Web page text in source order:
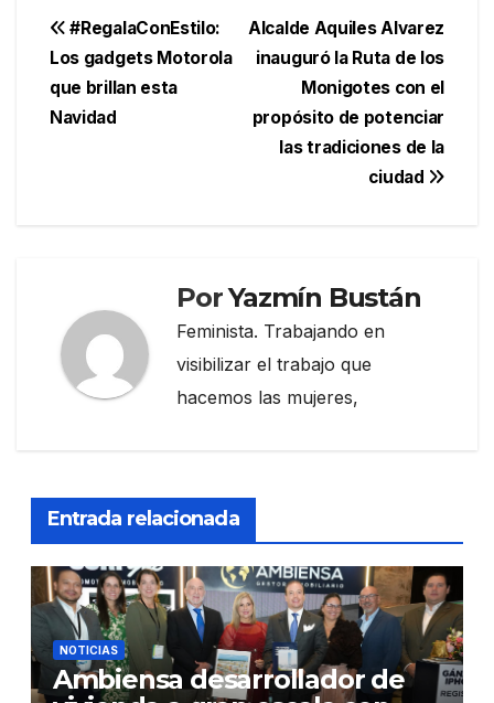
Navegación
de
entradas
Alcalde Aquiles Alvarez
inauguró la Ruta de los
Monigotes con el
propósito de potenciar
las tradiciones de la
ciudad
#RegalaConEstilo:
Los gadgets Motorola
que brillan esta
Navidad
PorYazmín Bustán
Feminista. Trabajando en
visibilizar el trabajo que
hacemos las mujeres,
Entrada relacionada
NOTICIAS
Ambiensa desarrollador de